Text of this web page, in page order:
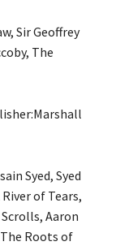
Sir Geoffrey
The
Syed, Syed
River of Tears,
Aaron
The Roots of